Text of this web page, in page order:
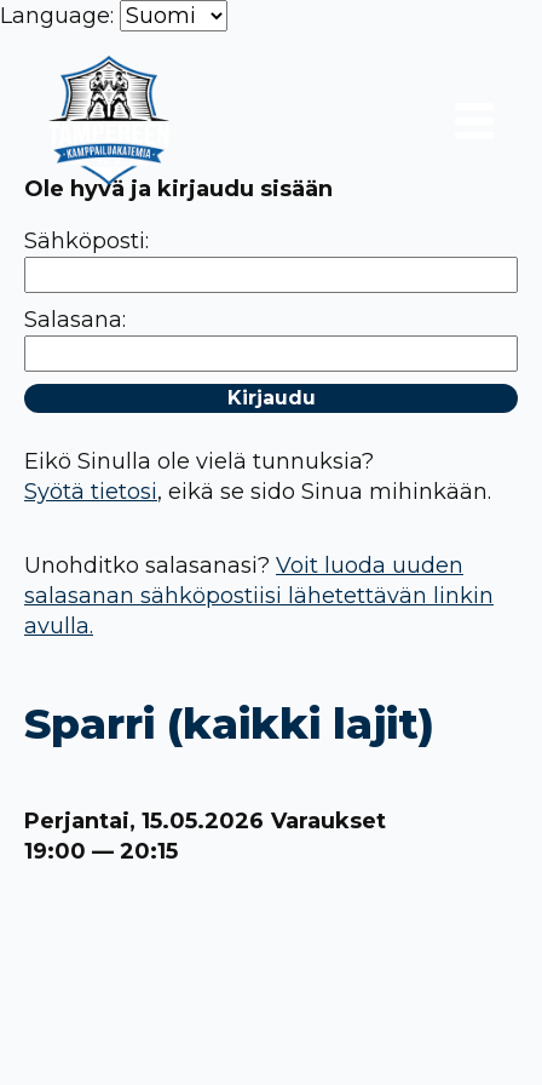
Language:
Ole hyvä ja kirjaudu sisään
Sähköposti:
Salasana:
Eikö Sinulla ole vielä tunnuksia?
Syötä tietosi, eikä se sido Sinua mihinkään.
Unohditko salasanasi? Voit luoda uuden
salasanan sähköpostiisi lähetettävän linkin
avulla.
Sparri (kaikki lajit)
Perjantai, 15.05.2026
19:00 — 20:15
Varaukset